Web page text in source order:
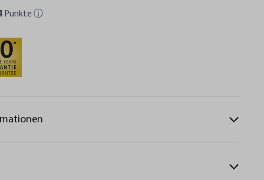
Punkte ⓘ